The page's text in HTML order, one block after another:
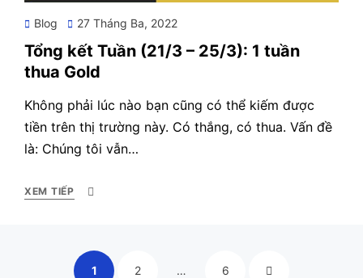
Blog
Posted
27 Tháng Ba, 2022
Tổng kết Tuần (21/3 – 25/3): 1 tuần
thua Gold
Không phải lúc nào bạn cũng có thể kiếm được
tiền trên thị trường này. Có thắng, có thua. Vấn đề
là: Chúng tôi vẫn…
XEM TIẾP
PAGE
1 PAGE
2 … PAGE
6 NEXT